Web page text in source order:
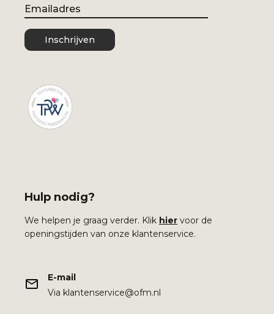
Email
Inschrijven
Hulp nodig?
We helpen je graag verder. Klik hier voor de
openingstijden van onze klantenservice.
E-mail
Via klantenservice@ofm.nl